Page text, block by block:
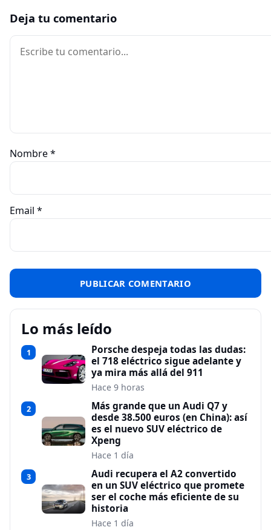
Deja tu comentario
Comentario
Nombre*
Email *
Lo más leído
1
Porsche despeja todas las dudas:
el 718 eléctrico sigue adelante y
ya mira más allá del 911
Hace 9 horas
2
Más grande que un Audi Q7 y
desde 38.500 euros (en China): así
es el nuevo SUV eléctrico de
Xpeng
Hace 1 día
3
Audi recupera el A2 convertido
en un SUV eléctrico que promete
ser el coche más eficiente de su
historia
Hace 1 día